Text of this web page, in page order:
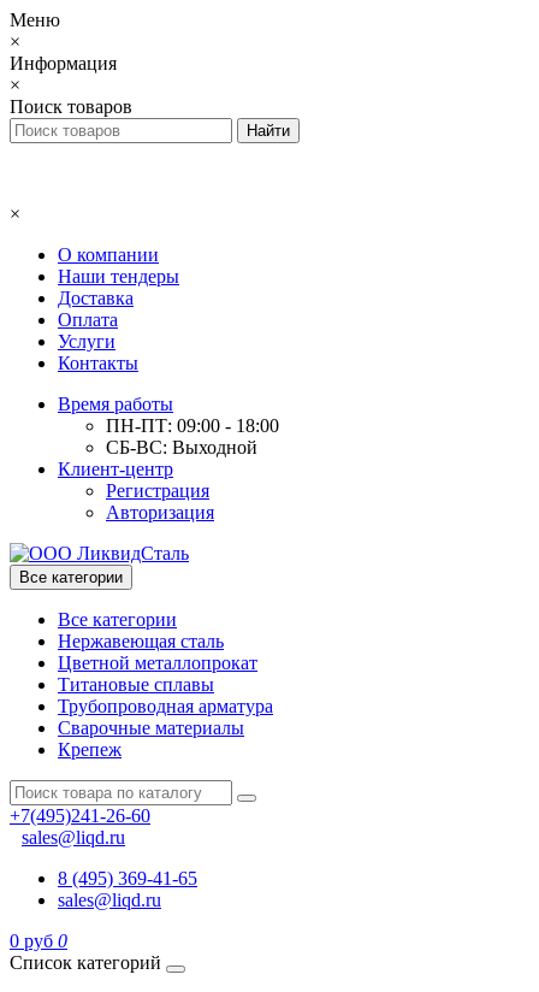
Меню
×
Информация
×
Поиск товаров
×
О компании
Наши тендеры
Доставка
Оплата
Услуги
Контакты
Время работы
ПН-ПТ: 09:00 - 18:00
СБ-ВС: Выходной
Клиент-центр
Регистрация
Авторизация
Все категории
Все категории
Нержавеющая сталь
Цветной металлопрокат
Титановые сплавы
Трубопроводная арматура
Сварочные материалы
Крепеж
+7(495)241-26-60
sales@liqd.ru
8 (495) 369-41-65
sales@liqd.ru
0 руб 0
Список категорий